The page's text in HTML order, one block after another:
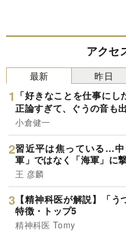
アクセ
最新
「好きなことを仕事に
正論すぎて、ぐうの音も
小倉健一
習近平は焦っている…
軍」ではなく「海軍」に
王 彦麟
【精神科医が解説】「
特徴・トップ5
精神科医 Tomy
昨日